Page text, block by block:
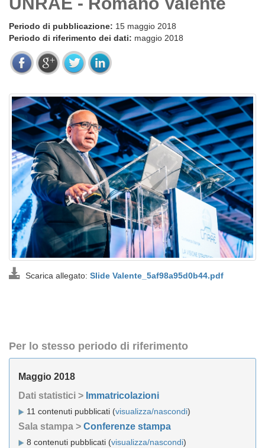
Periodo di pubblicazione: 15 maggio 2018
Periodo di riferimento dei dati: maggio 2018
Scarica allegato: Slide Valente_5af98a95d0b44.pdf
Per lo stesso periodo di riferimento
Maggio 2018
Dati statistici > Immatricolazioni
11 contenuti pubblicati (visualizza/nascondi)
Sala stampa > Conferenze stampa
8 contenuti pubblicati (visualizza/nascondi)